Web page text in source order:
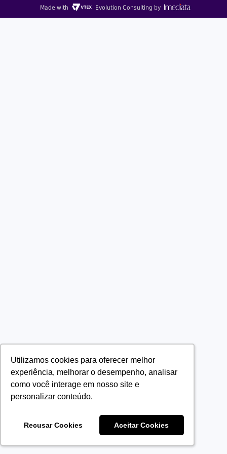
Utilizamos cookies para oferecer melhor
experiência, melhorar o desempenho, analisar
como você interage em nosso site e
personalizar conteúdo.
Recusar Cookies Aceitar Cookies
Utilizamos cookies para oferecer melhor
experiência, melhorar o desempenho, analisar
como você interage em nosso site e
personalizar conteúdo.
Recusar Cookies Aceitar Cookies
Made with Evolution Consulting by